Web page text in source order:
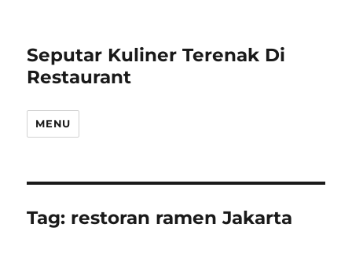
Seputar Kuliner Terenak Di
Restaurant
MENU
Tag: restoran ramen Jakarta